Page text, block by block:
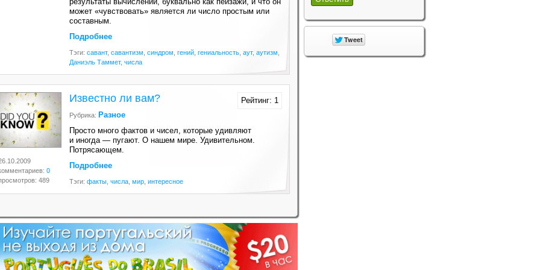
может «чувствовать» является ли число простым или
составным.
Подробнее
Тэги: савант, савантизм синдром гений гениальность аут, аутизм
Даниэль Таммет, числа
0
489
Рейтинг: 1
Известно ли вам?
Рубрика: Разное
Просто много фактов и чисел, которые удивляют
и иногда — пугают. О нашем мире. Удивительном.
Потрясающем.
Подробнее
Тэги: факты числа мир интересное